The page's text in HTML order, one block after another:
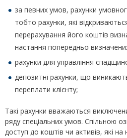
за певних умов, рахунки
тобто рахунки, які
перерахування його коштів
настання попередньо
рахунки для управління
депозитні рахунки, що
переплати клієнту;
Такі рахунки вважаються
ряду спеціальних умов. Спільною
доступ до коштів чи активів, які на